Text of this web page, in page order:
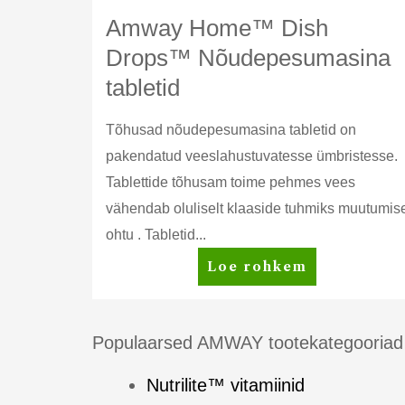
Amway Home™ Dish
Drops™ Nõudepesumasina
tabletid
Tõhusad nõudepesumasina tabletid on
pakendatud veeslahustuvatesse ümbristesse.
Tablettide tõhusam toime pehmes vees
vähendab oluliselt klaaside tuhmiks
ohtu . Tabletid...
Amway
Home™
Drops™
tabletid
Loe rohkem
Populaarsed AMWAY tootekategooriad
Nutrilite™ vitamiinid